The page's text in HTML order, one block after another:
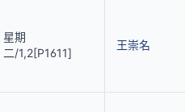
星期
二/1,2[P1611]
王崇名